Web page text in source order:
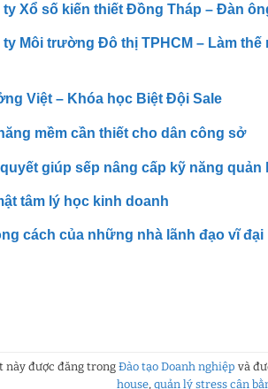
ty Xổ số kiến thiết Đồng Tháp – Đàn
ty Môi trường Đô thị TPHCM – Làm
Việt – Khóa học Biệt Đội Sale
mềm cần thiết cho dân công sở
giúp sếp nâng cấp kỹ năng quản
tâm lý học kinh doanh
cách của những nhà lãnh đạo vĩ đại
này được đăng trong Đào tạo Doanh nghiệp và
house, quản lý stress cân